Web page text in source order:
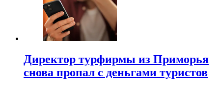
Директор турфирмы из Приморья
снова пропал с деньгами туристов